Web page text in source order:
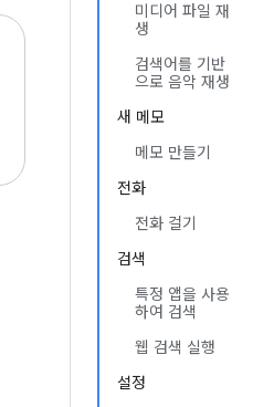
미디어 파일 재
생
검색어를 기반
으로 음악 재생
새 메모
메모 만들기
전화
전화 걸기
검색
특정 앱을 사용
하여 검색
웹 검색 실행
설정